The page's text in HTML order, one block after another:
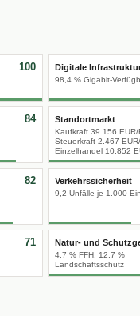
100 Digitale
98,4 % Gigabit-
84 Standortmarkt
Kaufkraft 39.156 EUR/
Steuerkraft 2.467 EUR/
Einzelhandel 10.852
82 Verkehrssicherheit
9,2 Unfälle je 1.000
71 Natur- und
4,7 % FFH, 12,7 %
Landschaftsschutz